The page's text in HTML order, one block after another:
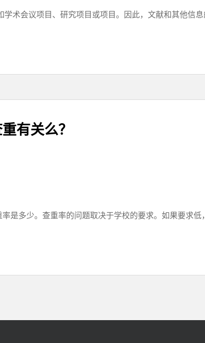
术会议项目、研究项目或项目。因此，文献和其他信
有关么？
是多少。查重率的问题取决于学校的要求。如果要求